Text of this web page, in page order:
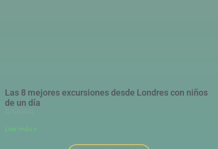
Las 8 mejores excursiones desde Londres con niños
de un día
21/03/2022
Leer más »